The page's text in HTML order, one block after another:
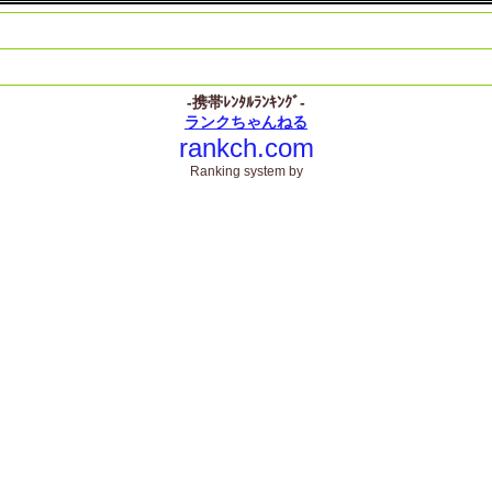
-携帯ﾚﾝﾀﾙﾗﾝｷﾝｸﾞ-
ランクちゃんねる
rankch.com
Ranking system by